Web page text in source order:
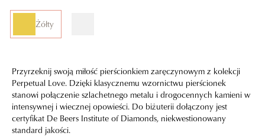
Żółty
Przyrzeknij swoją miłość pierścionkiem zaręczynowym z kolekcji
Perpetual Love. Dzięki klasycznemu wzornictwu pierścionek
stanowi połączenie szlachetnego metalu i drogocennych kamieni w
intensywnej i wiecznej opowieści. Do biżuterii dołączony jest
certyfikat De Beers Institute of Diamonds, niekwestionowany
standard jakości.